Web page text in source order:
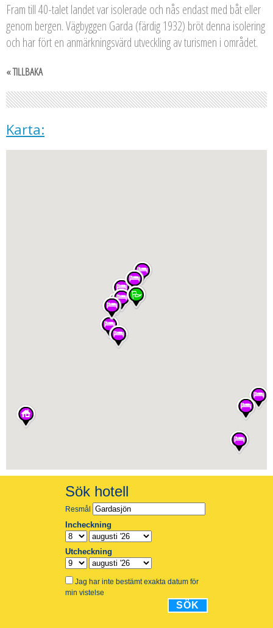
Fram till 40-talet landet var isolerade och nås endast med båt eller
genom bergen. Vägbyggen Garda (färdig 1932) bröt denna isolering
och har fört en anmärkningsvärd utveckling av turismen i området.
« TILLBAKA
Karta: